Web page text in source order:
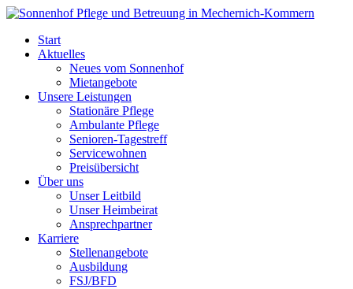
Start
Aktuelles
Neues vom Sonnenhof
Mietangebote
Unsere Leistungen
Stationäre Pflege
Ambulante Pflege
Senioren-Tagestreff
Servicewohnen
Preisübersicht
Über uns
Unser Leitbild
Unser Heimbeirat
Ansprechpartner
Karriere
Stellenangebote
Ausbildung
FSJ/BFD